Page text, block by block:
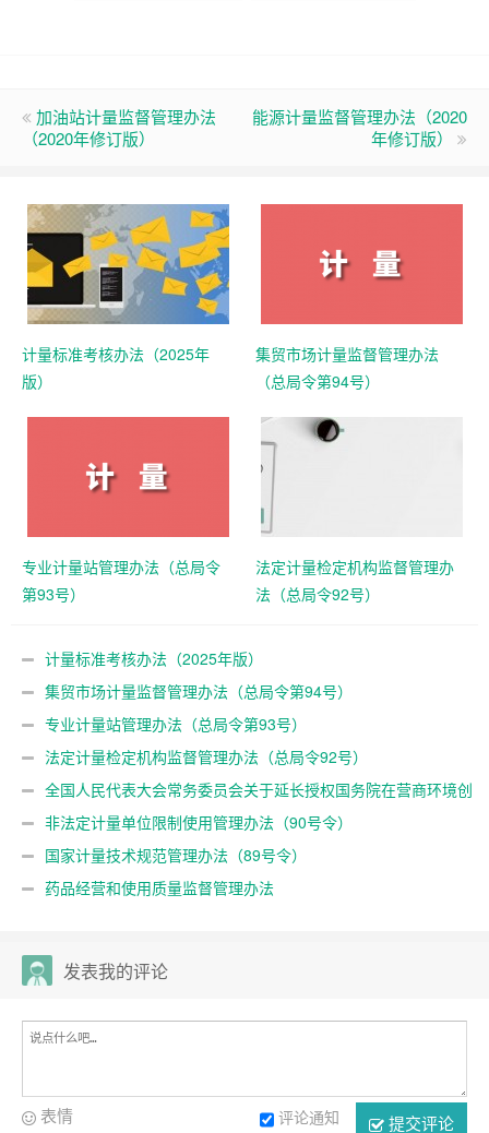
加油站计量监督管理办法
（2020年修订版）
能源计量监督管理办法（2020
年修订版）
计量标准考核办法（2025年
版）
集贸市场计量监督管理办法
（总局令第94号）
专业计量站管理办法（总局令
第93号）
法定计量检定机构监督管理办
法（总局令92号）
计量标准考核办法（2025年版）
集贸市场计量监督管理办法（总局令第94号）
专业计量站管理办法（总局令第93号）
法定计量检定机构监督管理办法（总局令92号）
全国人民代表大会常务委员会关于延长授权国务院在营商环境创
新试点城市暂时调整适用《中华人民共和国计量法》有关规定期限
的决定
非法定计量单位限制使用管理办法（90号令）
国家计量技术规范管理办法（89号令）
药品经营和使用质量监督管理办法
发表我的评论
提交评论
评论通知
表情